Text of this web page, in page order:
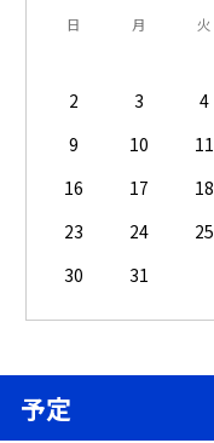
日 月 火
2
3 4
9
10 11
16
17 18
23
24 25
30
31
予定